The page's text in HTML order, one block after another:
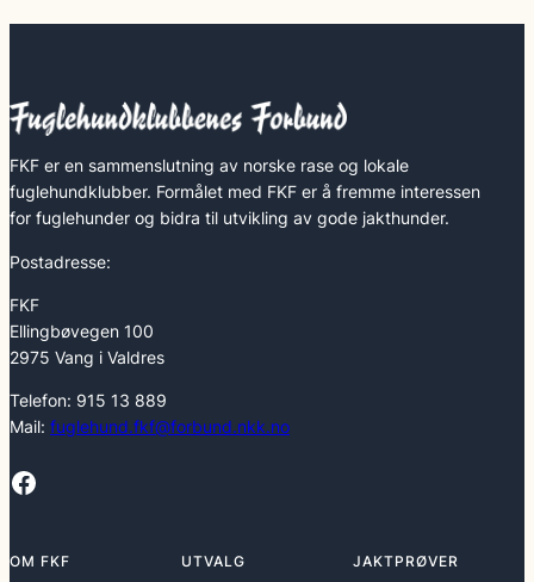
FKF er en sammenslutning av norske rase og lokale
fuglehundklubber. Formålet med FKF er å fremme interessen
for fuglehunder og bidra til utvikling av gode jakthunder.
Postadresse:
FKF
Ellingbøvegen 100
2975 Vang i Valdres
Telefon: 915 13 889
Mail: fuglehund.fkf@forbund.nkk.no
Facebook
OM FKF UTVALG JAKTPRØVER